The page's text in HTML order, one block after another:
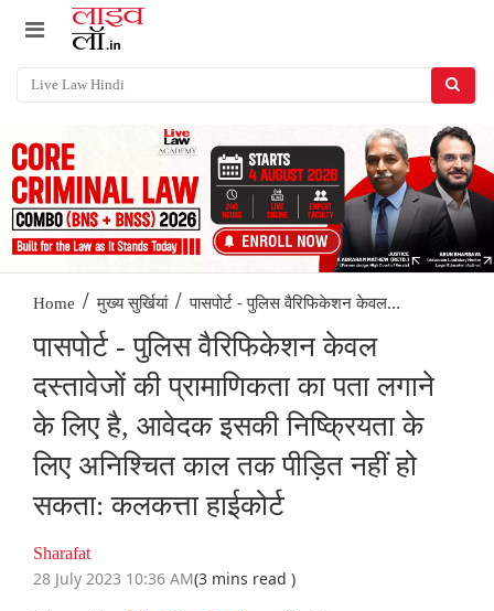
Home / मुख्य सुर्खियां / पासपोर्ट - पुलिस वैरिफिकेशन केवल...
पासपोर्ट - पुलिस वैरिफिकेशन केवल
दस्तावेजों की प्रामाणिकता का पता लगाने
के लिए है, आवेदक इसकी निष्क्रियता के
लिए अनिश्चित काल तक पीड़ित नहीं हो
सकता: कलकत्ता हाईकोर्ट
Sharafat
28 July 2023 10:36 AM(3 mins read )